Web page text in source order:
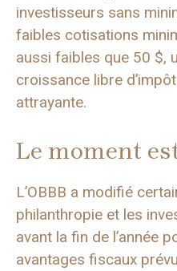
investisseurs sans
faibles cotisations
aussi faibles que 50 $,
croissance libre
attrayante.
Le moment
L’OBBB a modifié
philanthropie et les
avant la fin de l’année
avantages fiscaux